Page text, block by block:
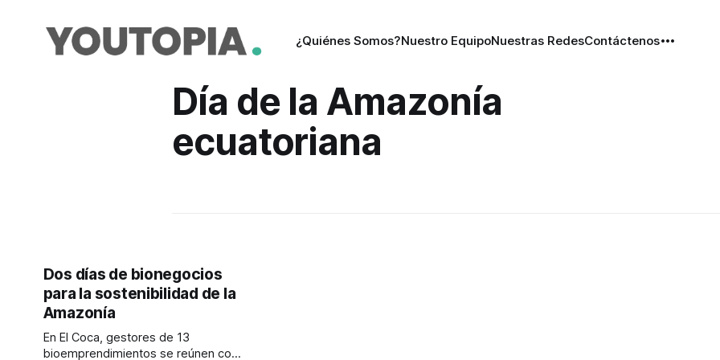
¿Quiénes Somos?Nuestro EquipoNuestras RedesContáctenos
Día de la Amazonía
ecuatoriana
Dos días de bionegocios
para la sostenibilidad de la
Amazonía
En El Coca, gestores de 13
bioemprendimientos se reúnen con